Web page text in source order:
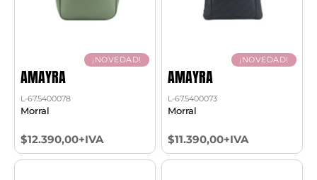
¡NOVEDAD!
AMAYRA
L-67.5400078
Morral
$12.390,00+IVA
¡NOVEDAD!
AMAYRA
L-67.5400073
Morral
$11.390,00+IVA